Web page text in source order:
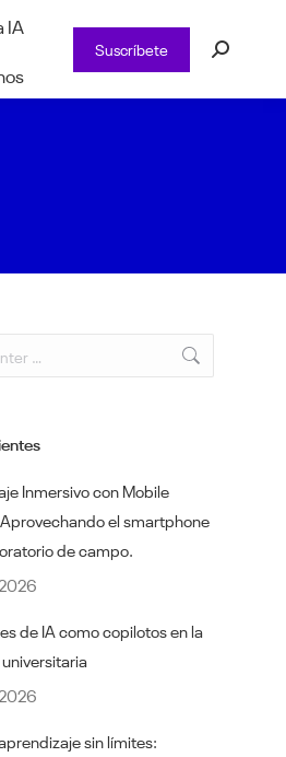
IA
Suscríbete Buscar:
Inmersivo con Mobile
el smartphone
de campo.
de IA como copilotos en la
sin límites: